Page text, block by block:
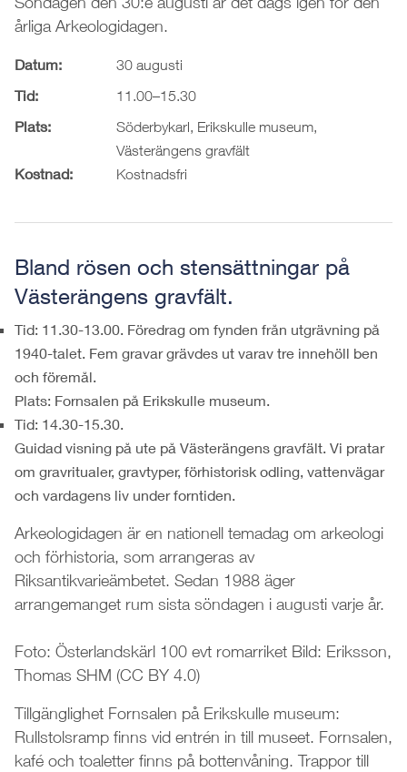
årliga Arkeologidagen.
Datum: 30 augusti
Tid: 11.00–15.30
Plats:
Söderbykarl, Erikskulle museum,
Västerängens gravfält
Kostnad: Kostnadsfri
Bland rösen och stensättningar på
Västerängens gravfält.
Tid: 11.30-13.00. Föredrag om fynden från utgrävning på
1940-talet. Fem gravar grävdes ut varav tre innehöll ben
och föremål.
Plats: Fornsalen på Erikskulle museum.
Tid: 14.30-15.30.
Guidad visning på ute på Västerängens gravfält. Vi pratar
om gravritualer, gravtyper, förhistorisk odling, vattenvägar
och vardagens liv under forntiden.
Arkeologidagen är en nationell temadag om arkeologi
och förhistoria, som arrangeras av
Riksantikvarieämbetet. Sedan 1988 äger
arrangemanget rum sista söndagen i augusti varje år.
Foto: Österlandskärl 100 evt romarriket Bild: Eriksson,
Thomas SHM (CC BY 4.0)
Tillgänglighet Fornsalen på Erikskulle museum:
Rullstolsramp finns vid entrén in till museet. Fornsalen,
kafé och toaletter finns på bottenvåning. Trappor till